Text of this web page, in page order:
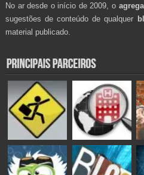
No ar desde o início de 2009, o
sugestões de conteúdo de qualquer
material publicado.